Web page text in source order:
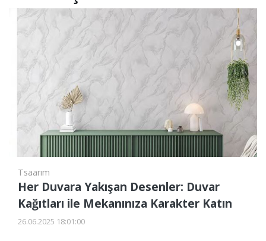
Tsaarım
Her Duvara Yakışan Desenler: Duvar
Kağıtları ile Mekanınıza Karakter Katın
26.06.2025 18:01:00